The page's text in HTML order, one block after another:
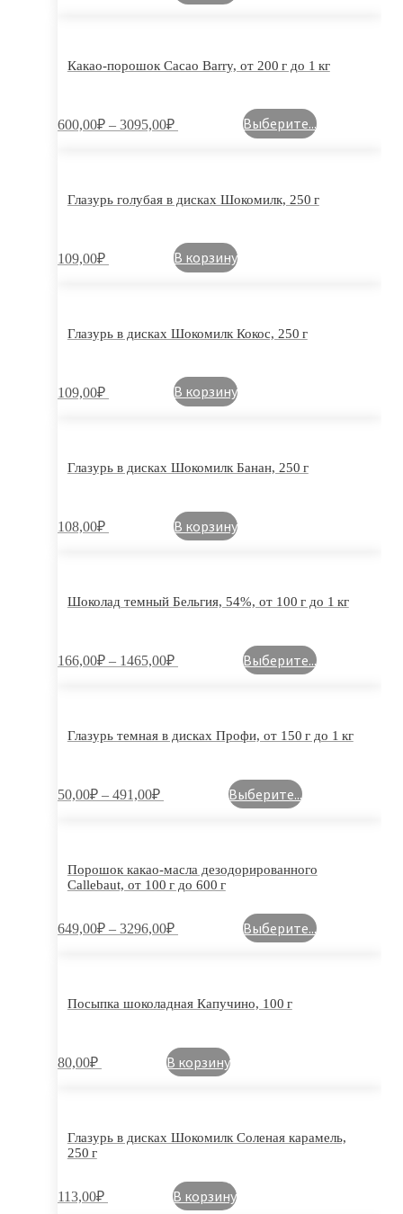
Какао-порошок Cacao Barry, от 200 г до 1 кг
600,00₽ – 3095,00₽ Выберите...
Глазурь голубая в дисках Шокомилк, 250 г
109,00₽ В корзину
Глазурь в дисках Шокомилк Кокос, 250 г
109,00₽ В корзину
Глазурь в дисках Шокомилк Банан, 250 г
108,00₽ В корзину
Шоколад темный Бельгия, 54%, от 100 г до 1 кг
166,00₽ – 1465,00₽ Выберите...
Глазурь темная в дисках Профи, от 150 г до 1 кг
50,00₽ – 491,00₽ Выберите...
Порошок какао-масла дезодорированного
Callebaut, от 100 г до 600 г
649,00₽ – 3296,00₽ Выберите...
Посыпка шоколадная Капучино, 100 г
80,00₽ В корзину
Глазурь в дисках Шокомилк Соленая карамель,
250 г
113,00₽ В корзину